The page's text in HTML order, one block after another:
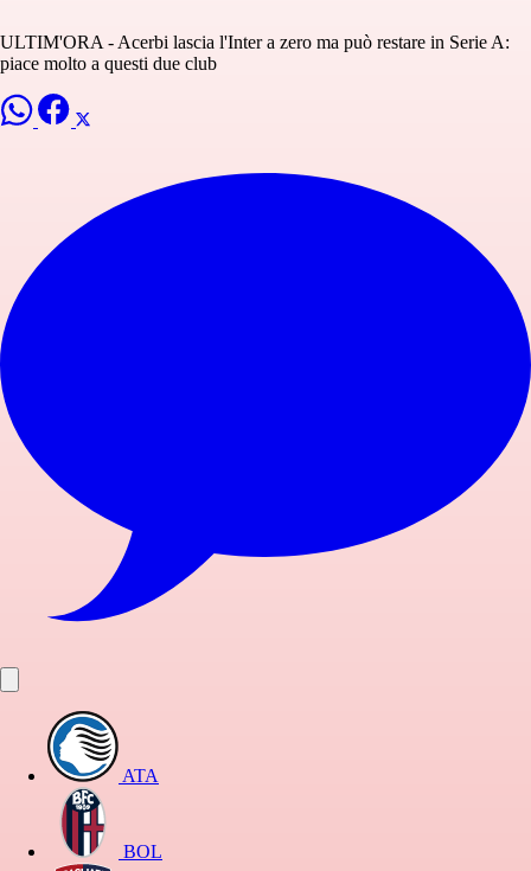
ULTIM'ORA - Acerbi lascia l'Inter a zero ma può restare in Serie A:
piace molto a questi due club
ATA
BOL